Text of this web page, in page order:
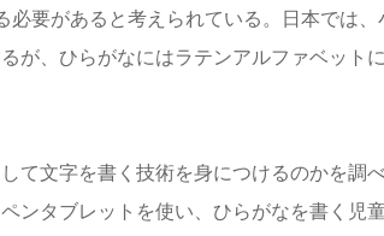
必要があると考えられている。日本では
が、ひらがなにはラテンアルファベット
て文字を書く技術を身につけるのかを調
ンタブレットを使い、ひらがなを書く児